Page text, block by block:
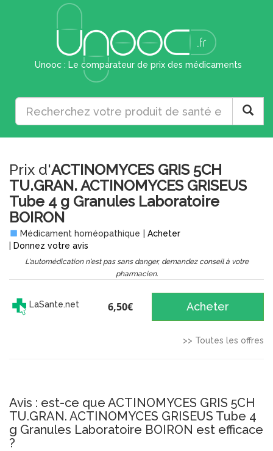
Unooc : Le comparateur de prix des médicaments
Prix d'ACTINOMYCES GRIS 5CH
TU.GRAN. ACTINOMYCES GRISEUS
Tube 4 g Granules Laboratoire
BOIRON
Médicament homéopathique
Acheter
Donnez votre avis
L'automédication n'est pas sans danger, demandez conseil à votre
pharmacien.
LaSante.net 6,50€ Acheter
>> Toutes les offres
Avis : est-ce que ACTINOMYCES GRIS 5CH
TU.GRAN. ACTINOMYCES GRISEUS Tube 4
g Granules Laboratoire BOIRON est efficace
?